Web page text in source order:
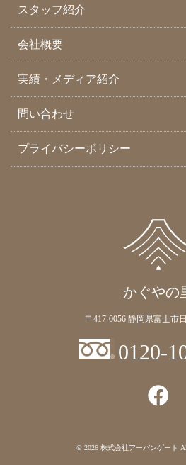
スタッフ紹介
会社概要
実績・メディア紹介
問い合わせ
プライバシーポリシー
かぐやの
〒417-0056 静岡県富士市
0120-
© 2026 株式会社アーバンゲート